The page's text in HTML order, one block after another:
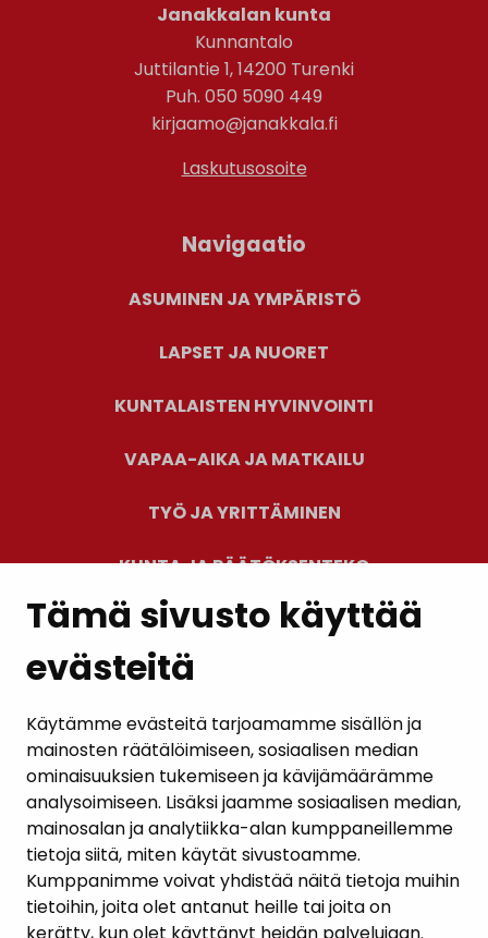
Tämä sivusto käyttää
evästeitä
Käytämme evästeitä tarjoamamme sisällön ja
mainosten räätälöimiseen, sosiaalisen median
ominaisuuksien tukemiseen ja kävijämäärämme
analysoimiseen. Lisäksi jaamme sosiaalisen median,
mainosalan ja analytiikka-alan kumppaneillemme
tietoja siitä, miten käytät sivustoamme.
Kumppanimme voivat yhdistää näitä tietoja muihin
tietoihin, joita olet antanut heille tai joita on
Janakkalan kunta
Kunnantalo
Juttilantie 1, 14200 Turenki
Puh. 050 5090 449
kirjaamo@janakkala.fi
Laskutusosoite
Navigaatio
ASUMINEN JA YMPÄRISTÖ
LAPSET JA NUORET
KUNTALAISTEN HYVINVOINTI
VAPAA-AIKA JA MATKAILU
TYÖ JA YRITTÄMINEN
KUNTA JA PÄÄTÖKSENTEKO
AJANKOHTAISET
YHTEYSTIEDOT
KARTTAPALVELU